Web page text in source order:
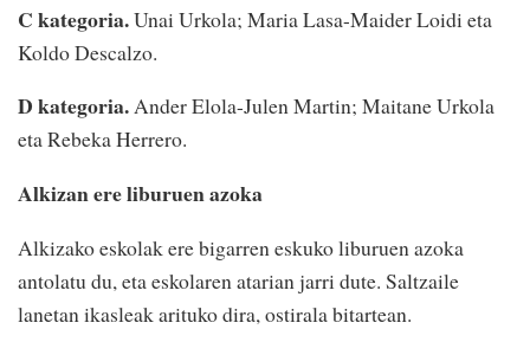
C kategoria.Unai Urkola; Maria Lasa-Maider Loidi eta
Koldo Descalzo.
D kategoria.Ander Elola-Julen Martin; Maitane Urkola
eta Rebeka Herrero.
Alkizan ere liburuen azoka
Alkizako eskolak ere bigarren eskuko liburuen azoka
antolatu du, eta eskolaren atarian jarri dute. Saltzaile
lanetan ikasleak arituko dira, ostirala bitartean.